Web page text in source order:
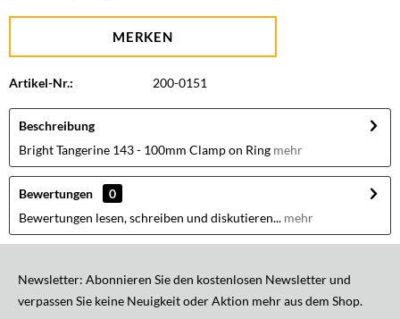
MERKEN
Artikel-Nr.: 200-0151
Beschreibung
Bright Tangerine 143 - 100mm Clamp on Ring mehr
Bewertungen
0
Bewertungen lesen, schreiben und diskutieren... mehr
Newsletter: Abonnieren Sie den kostenlosen Newsletter und
verpassen Sie keine Neuigkeit oder Aktion mehr aus dem Shop.